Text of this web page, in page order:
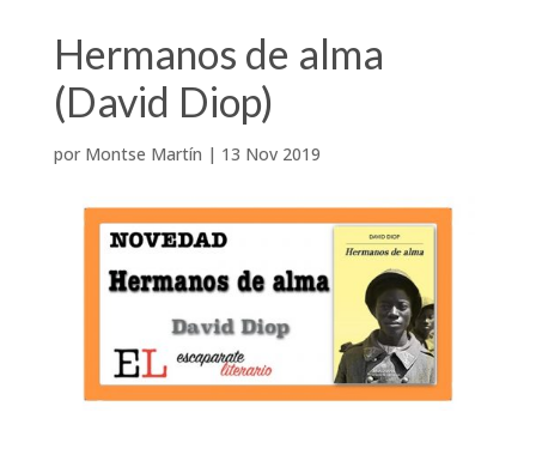
Hermanos de alma
(David Diop)
por Montse Martín | 13 Nov 2019